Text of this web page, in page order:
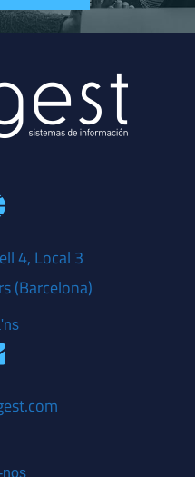
4, Local 3
(Barcelona)
nos